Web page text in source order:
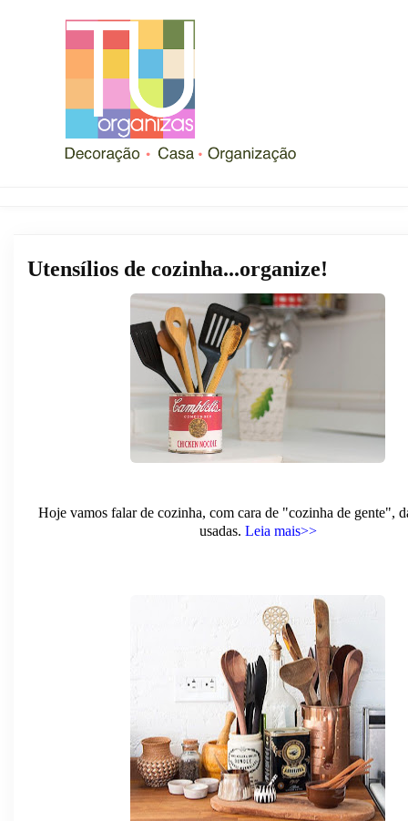
Utensílios de cozinha...organize!
Hoje vamos falar de cozinha, com cara de "cozinha de gente",
usadas. Leia mais>>